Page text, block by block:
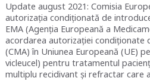
Update august 2021: Comisia
autorizația condiționată de
EMA (Agenția Europeană a
acordarea autorizației condiționate
(CMA) în Uniunea Europeană (UE)
vicleucel) pentru tratamentul
multiplu recidivant și refractar care